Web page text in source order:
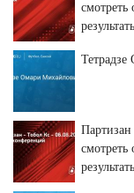
смотреть
смотреть